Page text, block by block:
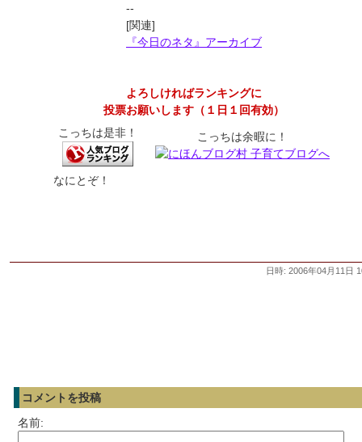
--
[関連]
『今日のネタ』アーカイブ
よろしければランキングに
投票お願いします（１日１回有効）
こっちは是非！
こっちは余暇に！
なにとぞ！
日時: 2006年04月11日
コメントを投稿
名前: